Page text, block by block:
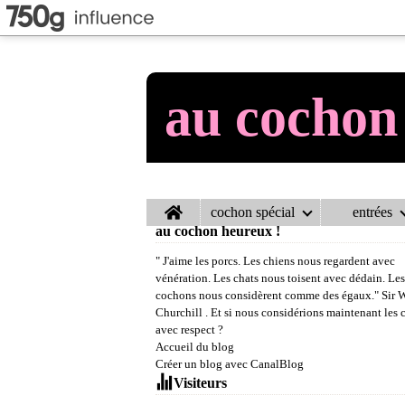
au
Home cochon spécial entrées
au cochon heureux !
" J'aime les porcs. Les chiens nous regardent avec
vénération. Les chats nous toisent avec dédain. Les
cochons nous considèrent comme des égaux." Sir
Churchill . Et si nous considérions maintenant les
avec respect ?
Accueil du blog
Créer un blog avec CanalBlog
Visiteurs